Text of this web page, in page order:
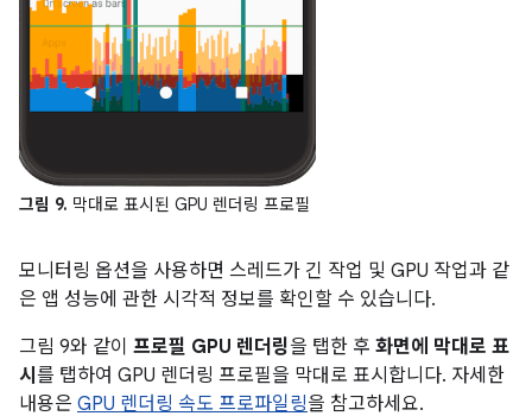
그림 9. 막대로 표시된 GPU 렌더링 프로필
모니터링 옵션을 사용하면 스레드가 긴 작업 및 GPU 작업과 같
은 앱 성능에 관한 시각적 정보를 확인할 수 있습니다.
그림 9와 같이 프로필 GPU 렌더링을 탭한 후 화면에 막대로 표
시 를 탭하여 GPU 렌더링 프로필을 막대로 표시합니다. 자세한
내용은 GPU 렌더링 속도 프로파일링을 참고하세요.